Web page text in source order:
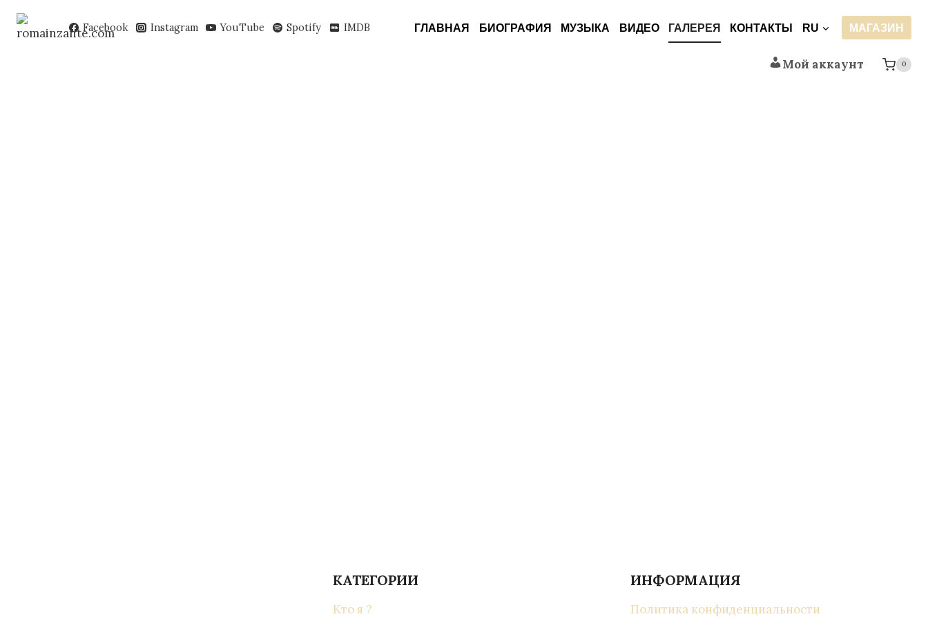
Facebook Instagram YouTube Spotify IMDB ГЛАВНАЯ БИОГРАФИЯ МУЗЫКА ВИДЕО ГАЛЕРЕЯ КОНТАКТЫ RU МАГАЗИН
Мой аккаунт 0
КАТЕГОРИИ
Кто я ?
ИНФОРМАЦИЯ
Политика конфиденциальности